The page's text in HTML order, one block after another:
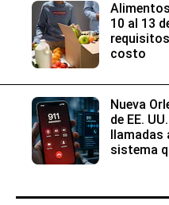
10 al 13
costo
Nueva
de EE.
sistema